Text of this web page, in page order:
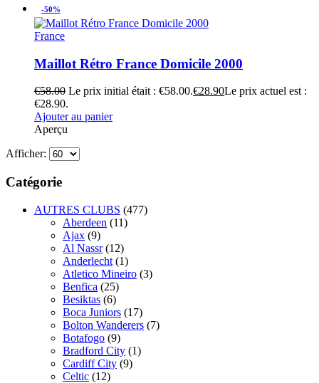
-50%
France
Maillot Rétro France Domicile 2000
€58.00 Le prix initial était : €58.00.€28.90Le prix actuel est :
€28.90.
Ajouter au panier
Aperçu
Afficher:
Catégorie
AUTRES CLUBS (477)
Aberdeen (11)
Ajax (9)
Al Nassr (12)
Anderlecht (1)
Atletico Mineiro (3)
Benfica (25)
Besiktas (6)
Boca Juniors (17)
Bolton Wanderers (7)
Botafogo (9)
Bradford City (1)
Cardiff City (9)
Celtic (12)